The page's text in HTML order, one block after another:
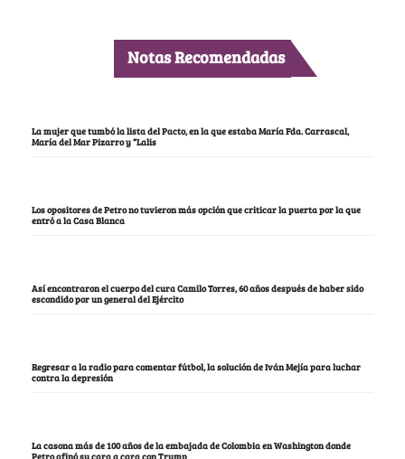
Notas Recomendadas
La mujer que tumbó la lista del Pacto, en la que estaba María Fda. Carrascal,
María del Mar Pizarro y “Lalis
Los opositores de Petro no tuvieron más opción que criticar la puerta por la que
entró a la Casa Blanca
Así encontraron el cuerpo del cura Camilo Torres, 60 años después de haber sido
escondido por un general del Ejército
Regresar a la radio para comentar fútbol, la solución de Iván Mejía para luchar
contra la depresión
La casona más de 100 años de la embajada de Colombia en Washington donde
Petro afinó su cara a cara con Trump